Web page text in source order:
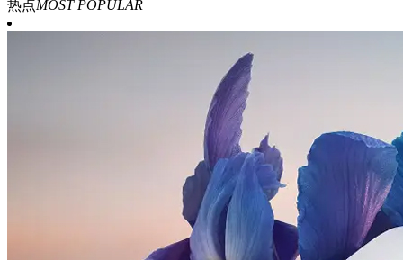
热点MOST POPULAR